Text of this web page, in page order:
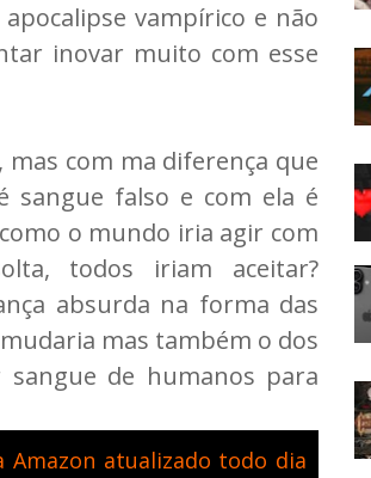
vampírico e não
inovar muito com esse
com ma diferença que
sangue falso e com ela é
o mundo iria agir com
todos iriam aceitar?
absurda na forma das
mas também o dos
de humanos para
atualizado todo dia